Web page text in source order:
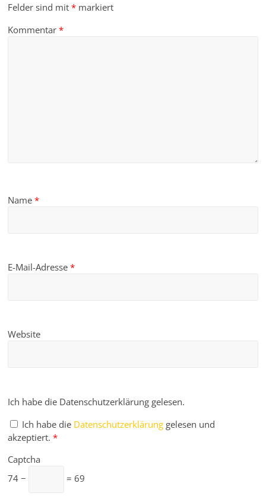
Felder sind mit* markiert
Kommentar*
Name*
E-Mail-Adresse*
Website
Ich habe die Datenschutzerklärung gelesen.
Ich habe die Datenschutzerklärung gelesen und
akzeptiert. *
Captcha
74 −
= 69